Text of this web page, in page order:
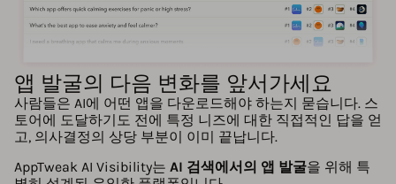
앱 발굴의 다음 변화를 앞서가세요
사람들은 AI에 어떤 앱을 다운로드해야 하는지 묻습니다. 스
토어에 도달하기도 전에 특정 니즈에 대한 직접적인 답을 얻
고, 의사결정의 상당 부분이 이미 끝납니다.
AppTweak AI Visibility는 AI 검색에서의 앱 발굴을 위해 특